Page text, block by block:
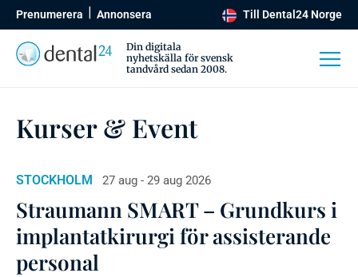
Prenumerera Annonsera Till Dental24 Norge
Din digitala
nyhetskälla för svensk
tandvård sedan 2008.
Kurser & Event
STOCKHOLM 27 aug - 29 aug 2026
Straumann SMART – Grundkurs i
implantatkirurgi för assisterande
personal